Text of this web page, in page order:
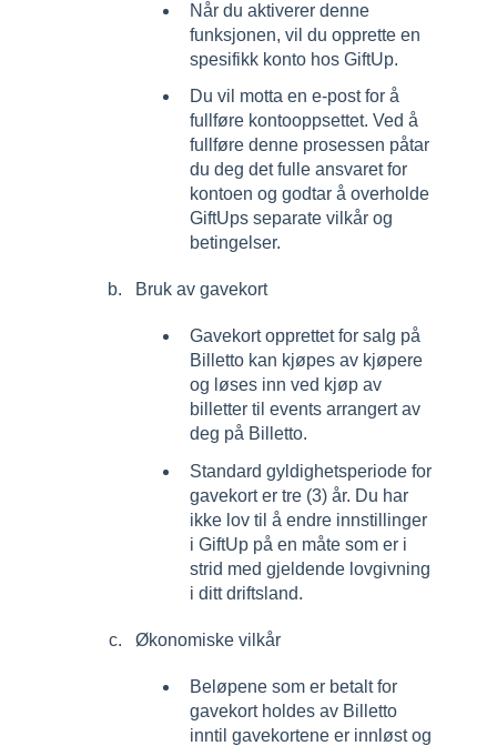
Når du aktiverer denne
funksjonen, vil du opprette en
spesifikk konto hos GiftUp.
Du vil motta en e-post for å
fullføre kontooppsettet. Ved å
fullføre denne prosessen påtar
du deg det fulle ansvaret for
kontoen og godtar å overholde
GiftUps separate vilkår og
betingelser.
Bruk av gavekort
Gavekort opprettet for salg på
Billetto kan kjøpes av kjøpere
og løses inn ved kjøp av
billetter til events arrangert av
deg på Billetto.
Standard gyldighetsperiode for
gavekort er tre (3) år. Du har
ikke lov til å endre innstillinger
i GiftUp på en måte som er i
strid med gjeldende lovgivning
i ditt driftsland.
Økonomiske vilkår
Beløpene som er betalt for
gavekort holdes av Billetto
inntil gavekortene er innløst og